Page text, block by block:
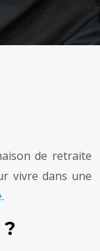
de retraite
vivre dans une
.